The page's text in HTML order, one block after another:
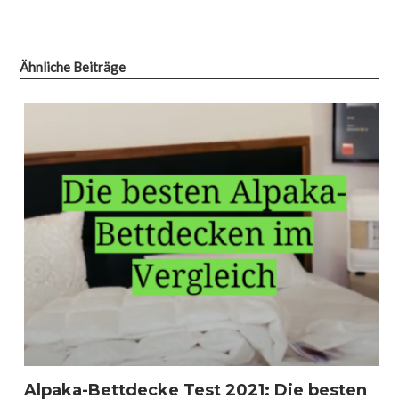
Ähnliche Beiträge
Alpaka-Bettdecke Test 2021: Die besten